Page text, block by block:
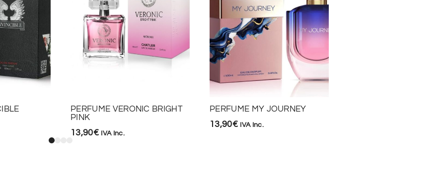
PERFUME VERONIC BRIGHT
PINK
13,90€ IVA Inc.
PERFUME MY JOURNEY
13,90€ IVA Inc.